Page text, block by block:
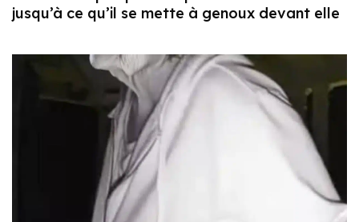
jusqu’à ce qu’il se mette à genoux devant elle